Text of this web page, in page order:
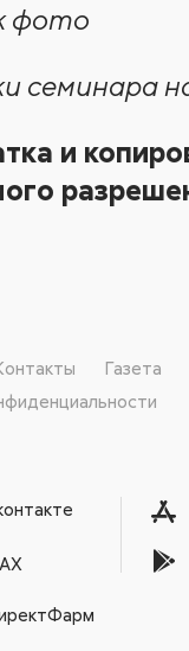
фото
семинара
и
Газета